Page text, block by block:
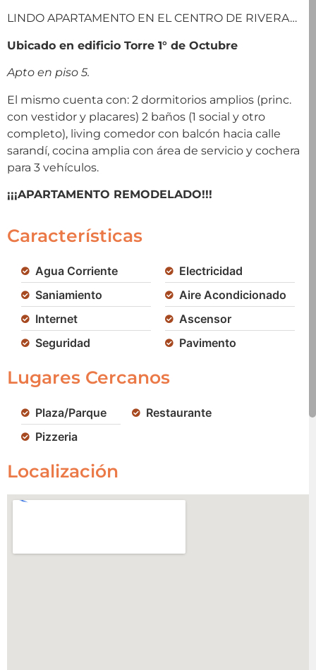
LINDO APARTAMENTO EN EL CENTRO DE RIVERA…
Ubicado en edificio Torre 1° de Octubre
Apto en piso 5.
El mismo cuenta con: 2 dormitorios amplios (princ.
con vestidor y placares) 2 baños (1 social y otro
completo), living comedor con balcón hacia calle
sarandí, cocina amplia con área de servicio y cochera
para 3 vehículos.
¡¡¡APARTAMENTO REMODELADO!!!
Características
Agua Corriente
Electricidad
Saniamiento
Aire Acondicionado
Internet
Ascensor
Seguridad
Pavimento
Lugares Cercanos
Plaza/Parque
Restaurante
Pizzeria
Localización